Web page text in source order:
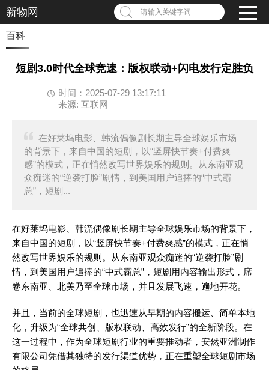
新物网 请输入关键字词
百科
短剧3.0时代全球竞速：版权联动+闪电发行定胜负
时间：2025-07-29 13:17:11
来源: 互联网
在好莱坞电影、韩流偶像剧长期主导全球娱乐市场
的背景下，来自中国的短剧，以“竖屏快节奏+付费爽
感”的模式，正在悄然改写世界娱乐的规则。从东南亚观
众痴迷的“逆袭打脸”剧情，到美国用户追捧的“中式霸
总”，短剧...
在好莱坞电影、韩流偶像剧长期主导全球娱乐市场的背景下，
来自中国的短剧，以“竖屏快节奏+付费爽感”的模式，正在悄
然改写世界娱乐的规则。从东南亚观众痴迷的“逆袭打脸”剧
情，到美国用户追捧的“中式霸总”，短剧用内容输出形式，席
卷东南亚、北美乃至全球市场，并且发展飞速，遍地开花。
并且，当前的全球短剧，也迅速从早期的内容搬运、简单本地
化，升级为“全球共创、版权联动、高效发行”的全新阶段。在
这一过程中，作为全球短剧行业的重要推动者，安然亚洲制作
有限公司凭借其独特的发行渠道优势，正在重塑全球短剧市场